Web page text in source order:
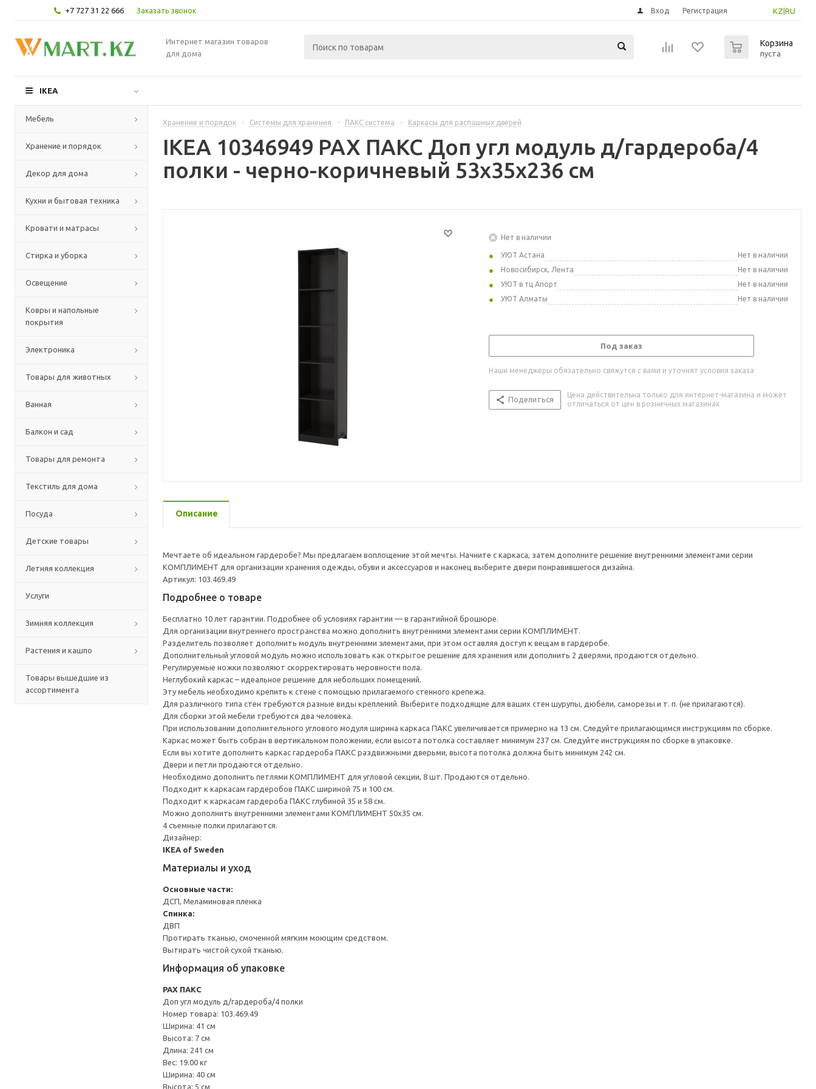
+7 727 31 22 666 Заказать звонок KZ RU
Вход Регистрация
Интернет магазин товаров
для дома
Корзина
пуста
IKEA
Мебель
Хранение и порядок
Декор для дома
Кухни и бытовая техника
Кровати и матрасы
Стирка и уборка
Освещение
Ковры и напольные
покрытия
Электроника
Товары для животных
Ванная
Балкон и сад
Товары для ремонта
Текстиль для дома
Посуда
Детские товары
Летняя коллекция
Услуги
Зимняя коллекция
Растения и кашпо
Товары вышедшие из
ассортимента
Хранение и порядок - Системы для хранения - ПАКС система - Каркасы для распашных дверей
IKEA 10346949 PAX ПАКС Доп угл модуль д/гардероба/4
полки - черно-коричневый 53x35x236 см
Нет в наличии
УЮТ Астана
Нет в наличии
Новосибирск, Лента
Нет в наличии
УЮТ в тц Апорт
Нет в наличии
УЮТ Алматы
Нет в наличии
Под заказ
Наши менеджеры обязательно свяжутся с вами и уточнят условия заказа
Поделиться
Цена действительна только для интернет-магазина и может
отличаться от цен в розничных магазинах
Описание
Мечтаете об идеальном гардеробе? Мы предлагаем воплощение этой мечты. Начните с каркаса, затем дополните решение внутренними элементами серии
КОМПЛИМЕНТ для организации хранения одежды, обуви и аксессуаров и наконец выберите двери понравившегося дизайна.
Артикул: 103.469.49
Подробнее о товаре
Бесплатно 10 лет гарантии. Подробнее об условиях гарантии — в гарантийной брошюре.
Для организации внутреннего пространства можно дополнить внутренними элементами серии КОМПЛИМЕНТ.
Разделитель позволяет дополнить модуль внутренними элементами, при этом оставляя доступ к вещам в гардеробе.
Дополнительный угловой модуль можно использовать как открытое решение для хранения или дополнить 2 дверями, продаются отдельно.
Регулируемые ножки позволяют скорректировать неровности пола.
Неглубокий каркас – идеальное решение для небольших помещений.
Эту мебель необходимо крепить к стене с помощью прилагаемого стенного крепежа.
Для различного типа стен требуются разные виды креплений. Выберите подходящие для ваших стен шурупы, дюбели, саморезы и т. п. (не прилагаются).
Для сборки этой мебели требуются два человека.
При использовании дополнительного углового модуля ширина каркаса ПАКС увеличивается примерно на 13 см. Следуйте прилагающимся инструкциям по сборке.
Каркас может быть собран в вертикальном положении, если высота потолка составляет минимум 237 см. Следуйте инструкциям по сборке в упаковке.
Если вы хотите дополнить каркас гардероба ПАКС раздвижными дверьми, высота потолка должна быть минимум 242 см.
Двери и петли продаются отдельно.
Необходимо дополнить петлями КОМПЛИМЕНТ для угловой секции, 8 шт. Продаются отдельно.
Подходит к каркасам гардеробов ПАКС шириной 75 и 100 см.
Подходит к каркасам гардероба ПАКС глубиной 35 и 58 см.
Можно дополнить внутренними элементами КОМПЛИМЕНТ 50x35 см.
4 съемные полки прилагаются.
Дизайнер:
IKEA of Sweden
Материалы и уход
Основные части:
ДСП, Меламиновая пленка
Спинка:
ДВП
Протирать тканью, смоченной мягким моющим средством.
Вытирать чистой сухой тканью.
Информация об упаковке
PAX ПАКС
Доп угл модуль д/гардероба/4 полки
Номер товара: 103.469.49
Ширина: 41 см
Высота: 7 см
Длина: 241 см
Вес: 19.00 кг
Ширина: 40 см
Высота: 5 см